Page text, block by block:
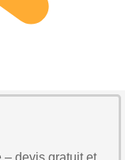
– devis gratuit et